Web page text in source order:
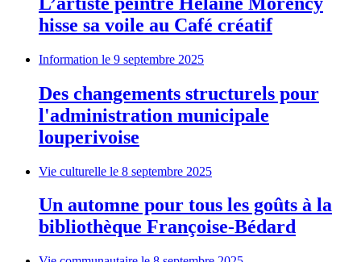
hisse sa voile au Café créatif
Information le 9 septembre 2025
Des changements structurels pour
l'administration municipale
louperivoise
Vie culturelle le 8 septembre 2025
Un automne pour tous les goûts à la
bibliothèque Françoise-Bédard